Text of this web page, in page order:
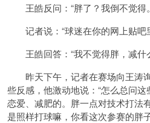
王皓反问：“胖了？我倒不觉得
记者说：“球迷在你的网上贴吧
王皓回答：“我不觉得胖，减什
昨天下午，记者在赛场向王涛
些反感，他激动地说：“怎么总问这
恋爱、减肥的。胖一点对技术打法
是照样打球嘛，你看这次参赛的胖